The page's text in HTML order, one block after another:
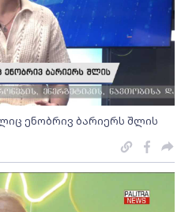
ენობრივ ბარიერს შლის